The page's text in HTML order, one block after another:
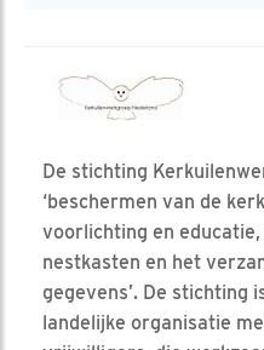
De stichting
‘beschermen van de
voorlichting en
nestkasten en het
gegevens’. De stichting
landelijke organisatie